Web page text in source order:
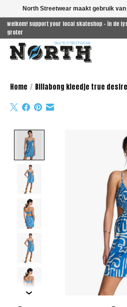
welkom! support your local skateshop - in de
groter
Home / Billabong kleedje true
Product image
North Streetwear maakt gebruik